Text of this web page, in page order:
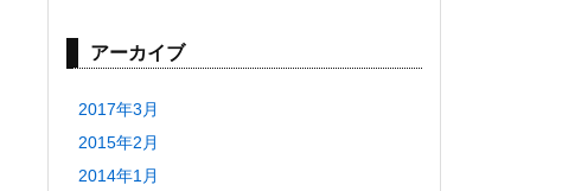
アーカイブ
2017年3月
2015年2月
2014年1月